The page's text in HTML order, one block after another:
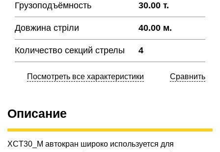
Грузоподъёмность 30.00 т.
Довжина стріли 40.00 м.
Количество секций стрелы 4
Посмотреть все характеристики Сравнить
Описание
XCT30_M автокран широко используется для